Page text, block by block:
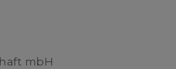
mbH